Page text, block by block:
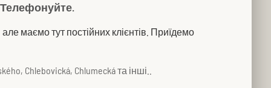
Телефонуйте.
маємо тут постійних клієнтів. Приїдемо
Chlebovická, Chlumecká та інші..